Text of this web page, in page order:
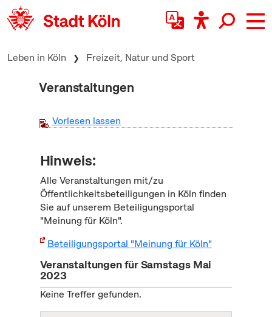
zum Inhalt springen
Leben in Köln Freizeit, Natur und Sport
Veranstaltungen
Vorlesen lassen
Hinweis:
Alle Veranstaltungen mit/zu
Öffentlichkeitsbeteiligungen in Köln finden
Sie auf unserem Beteiligungsportal
"Meinung für Köln".
Beteiligungsportal "Meinung für Köln"
Veranstaltungen für Samstags Mai
2023
Keine Treffer gefunden.